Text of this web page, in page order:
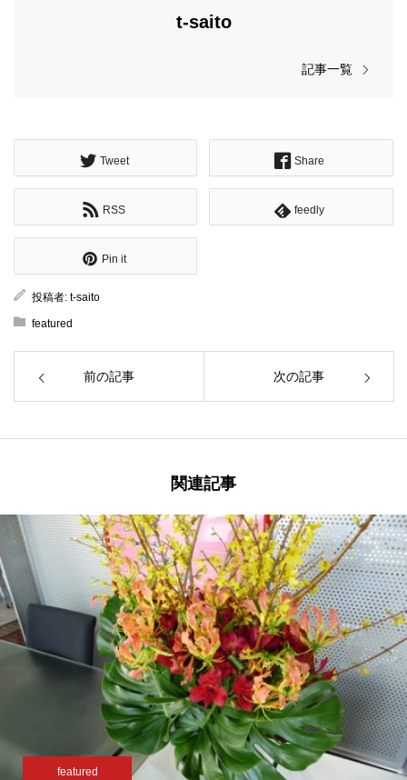
t-saito
記事一覧
Tweet Share
RSS feedly
Pin it
投稿者: t-saito
featured
前の記事 次の記事
関連記事
featured